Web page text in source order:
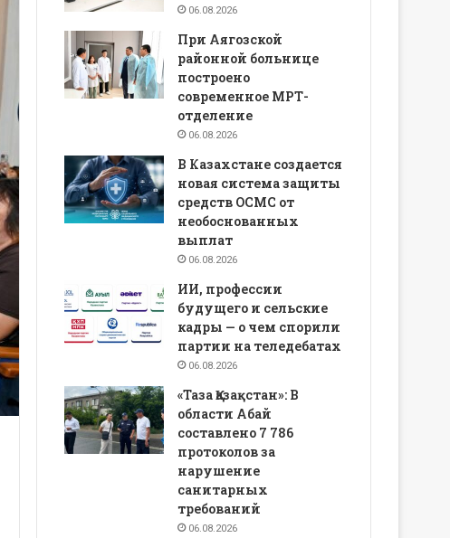
06.08.2026
При Аягозской
районной больнице
построено
современное МРТ-
отделение
06.08.2026
В Казахстане создается
новая система защиты
средств ОСМС от
необоснованных
выплат
06.08.2026
ИИ, профессии
будущего и сельские
кадры — о чем спорили
партии на теледебатах
06.08.2026
«Таза Қазақстан»: В
области Абай
составлено 7 786
протоколов за
нарушение
санитарных
требований
06.08.2026